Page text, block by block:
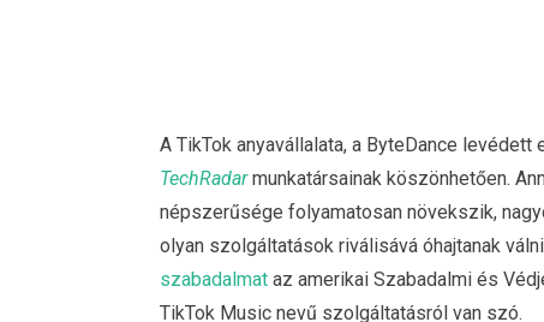
A TikTok anyavállalata, a ByteDance levédett
TechRadar munkatársainak köszönhetően.
népszerűsége folyamatosan növekszik,
olyan szolgáltatások riválisává óhajtanak
szabadalmat az amerikai Szabadalmi és
TikTok Music nevű szolgáltatásról van szó.